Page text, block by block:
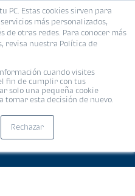
PC. Estas cookies sirven para
más personalizados,
de otras redes. Para conocer más
revisa nuestra Política de
cuando visites
fin de cumplir con tus
solo una pequeña cookie
tomar esta decisión de nuevo.
Rechazar
MENÚ